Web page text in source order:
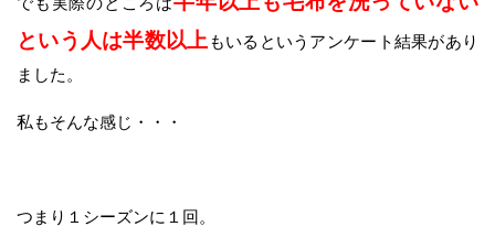
という人は半数以上もいるというアンケート結果があり
ました。
私もそんな感じ・・・
つまり１シーズンに１回。